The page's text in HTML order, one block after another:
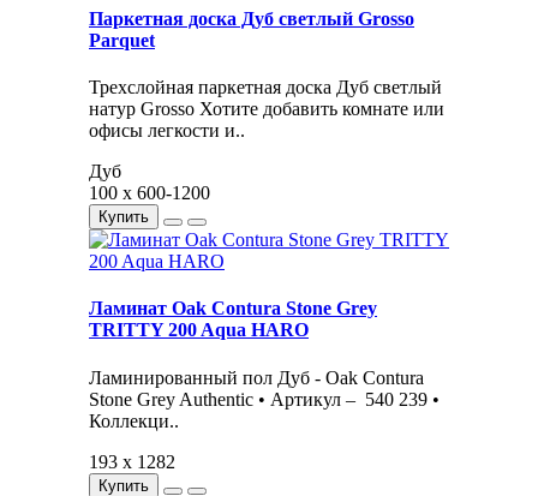
Паркетная доска Дуб светлый Grosso
Parquet
Трехслойная паркетная доска Дуб светлый
натур Grosso Хотите добавить комнате или
офисы легкости и..
Дуб
100 x 600-1200
Купить
Ламинат Oak Contura Stone Grey
TRITTY 200 Aqua HARO
Ламинированный пол Дуб - Oak Contura
Stone Grey Authentic • Артикул – 540 239 •
Коллекци..
193 x 1282
Купить